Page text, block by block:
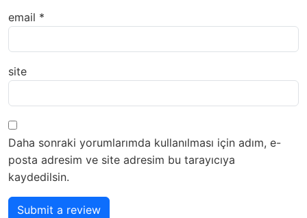
email *
site
Daha sonraki yorumlarımda kullanılması için adım, e-
posta adresim ve site adresim bu tarayıcıya
kaydedilsin.
Submit a review